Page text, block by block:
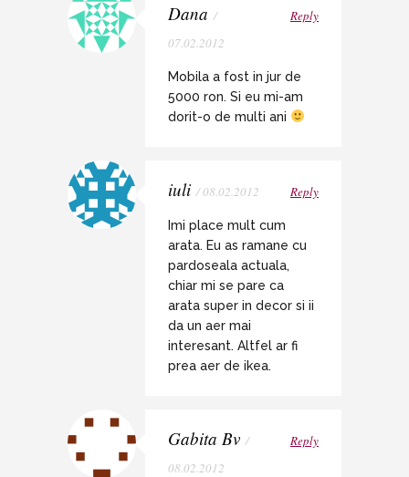
Dana /
07.02.2012
Reply
Mobila a fost in jur de
5000 ron. Si eu mi-am
dorit-o de multi ani
iuli / 08.02.2012 Reply
Imi place mult cum
arata. Eu as ramane cu
pardoseala actuala,
chiar mi se pare ca
arata super in decor si ii
da un aer mai
interesant. Altfel ar fi
prea aer de ikea.
Gabita Bv /
08.02.2012
Reply